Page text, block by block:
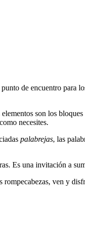
punto de encuentro para
elementos son los
necesites.
palabrejas, las
Es una invitación a
ven y